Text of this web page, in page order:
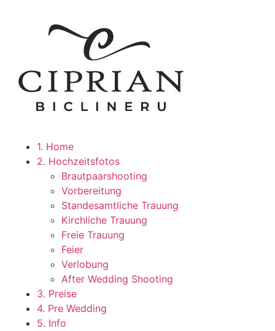
1. Home
2. Hochzeitsfotos
Brautpaarshooting
Vorbereitung
Standesamtliche Trauung
Kirchliche Trauung
Freie Trauung
Feier
Verlobung
After Wedding Shooting
3. Preise
4. Pre Wedding
5. Info